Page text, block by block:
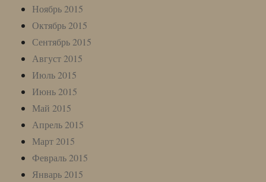
Ноябрь 2015
Октябрь 2015
Сентябрь 2015
Август 2015
Июль 2015
Июнь 2015
Май 2015
Апрель 2015
Март 2015
Февраль 2015
Январь 2015